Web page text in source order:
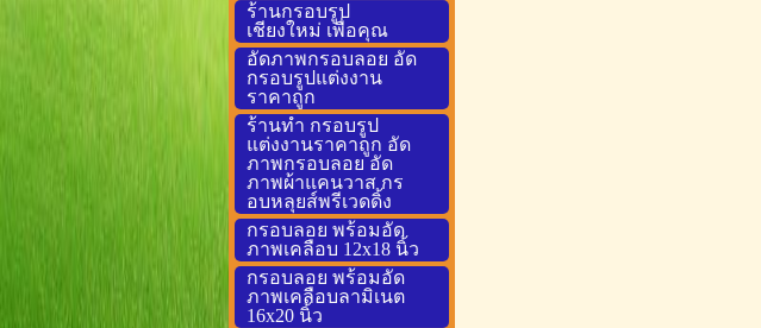
ร้านกรอบรูป
เชียงใหม่ เพื่อคุณ
อัดภาพกรอบลอย อัด
กรอบรูปแต่งงาน
ราคาถูก
ร้านทำ กรอบรูป
แต่งงานราคาถูก อัด
ภาพกรอบลอย อัด
ภาพผ้าแคนวาส กร
อบหลุยส์พรีเวดดิ้ง
กรอบลอย พร้อมอัด
ภาพเคลือบ 12x18 นิ้ว
กรอบลอย พร้อมอัด
ภาพเคลือบลามิเนต
16x20 นิ้ว